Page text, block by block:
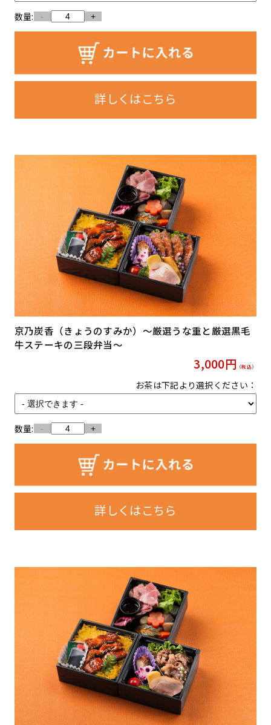
数量: - +
詳しくはこちら
京乃炭香（きょうのすみか）〜厳選うな重と厳選黒毛
牛ステーキの三段弁当〜
3,000円 （税込）
お茶は下記より選択ください：
数量: - +
詳しくはこちら